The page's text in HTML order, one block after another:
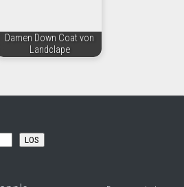
Damen Down Coat von
Landclape
LOS